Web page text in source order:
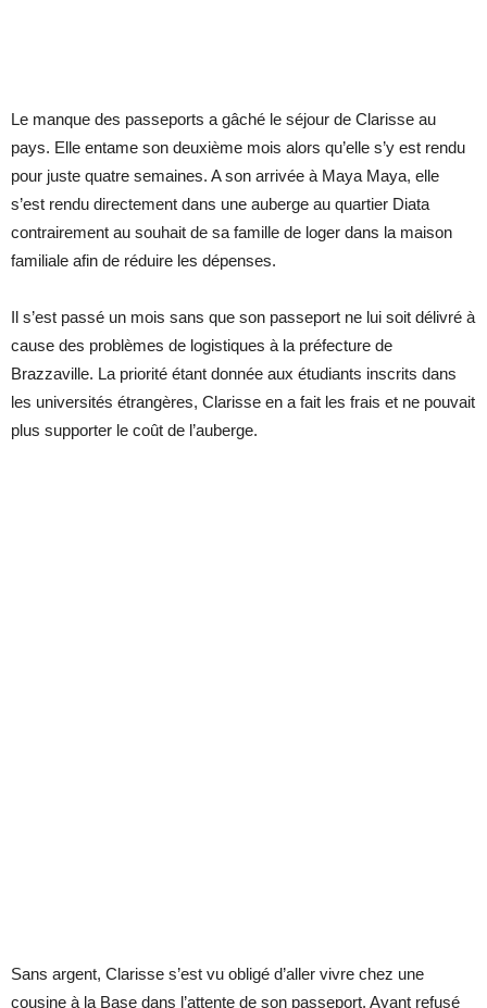
Le manque des passeports a gâché le séjour de Clarisse au
pays. Elle entame son deuxième mois alors qu’elle s’y est rendu
pour juste quatre semaines. A son arrivée à Maya Maya, elle
s’est rendu directement dans une auberge au quartier Diata
contrairement au souhait de sa famille de loger dans la maison
familiale afin de réduire les dépenses.
Il s’est passé un mois sans que son passeport ne lui soit délivré à
cause des problèmes de logistiques à la préfecture de
Brazzaville. La priorité étant donnée aux étudiants inscrits dans
les universités étrangères, Clarisse en a fait les frais et ne pouvait
plus supporter le coût de l’auberge.
Sans argent, Clarisse s’est vu obligé d’aller vivre chez une
cousine à la Base dans l’attente de son passeport. Ayant refusé